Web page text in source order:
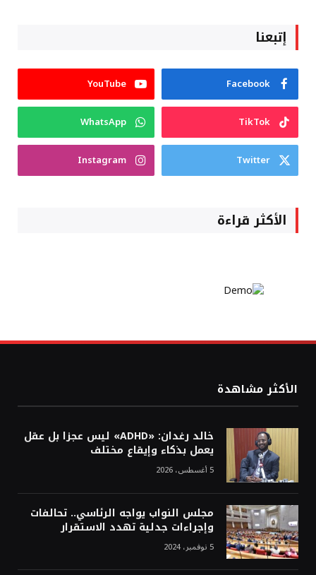
إتبعنا
Facebook
YouTube
TikTok
WhatsApp
Twitter
Instagram
الأكثر قراءة
الأكثر مشاهدة
خالد رغدان: «ADHD» ليس عجزا بل عقل
يعمل بذكاء وإيقاع مختلف
5 أغسطس، 2026
مجلس النواب يواجه الرئاسي.. تحالفات
وإجراءات جدلية تهدد الاستقرار
5 نوفمبر، 2024